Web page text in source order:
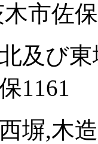
市佐
及び
1161
塀,木